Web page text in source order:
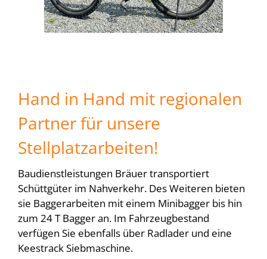
Hand in Hand mit regionalen
Partner für unsere
Stellplatzarbeiten!
Baudienstleistungen Bräuer transportiert
Schüttgüter im Nahverkehr. Des Weiteren bieten
sie Baggerarbeiten mit einem Minibagger bis hin
zum 24 T Bagger an. Im Fahrzeugbestand
verfügen Sie ebenfalls über Radlader und eine
Keestrack Siebmaschine.